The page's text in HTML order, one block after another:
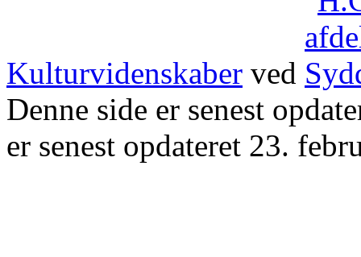
Kulturvidenskaber ved
Denne side er senest
er senest opdateret 23.